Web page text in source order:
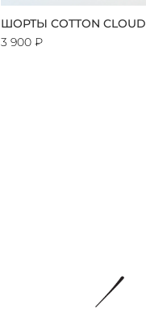
ШОРТЫ COTTON CLOUD
3 900 ₽